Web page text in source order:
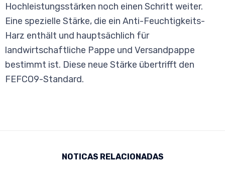
Hochleistungsstärken noch einen Schritt weiter.
Eine spezielle Stärke, die ein Anti-Feuchtigkeits-
Harz enthält und hauptsächlich für
landwirtschaftliche Pappe und Versandpappe
bestimmt ist. Diese neue Stärke übertrifft den
FEFCO9-Standard.
NOTICAS RELACIONADAS